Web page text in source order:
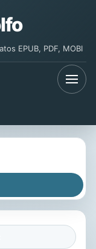
EPUB, PDF, MOBI